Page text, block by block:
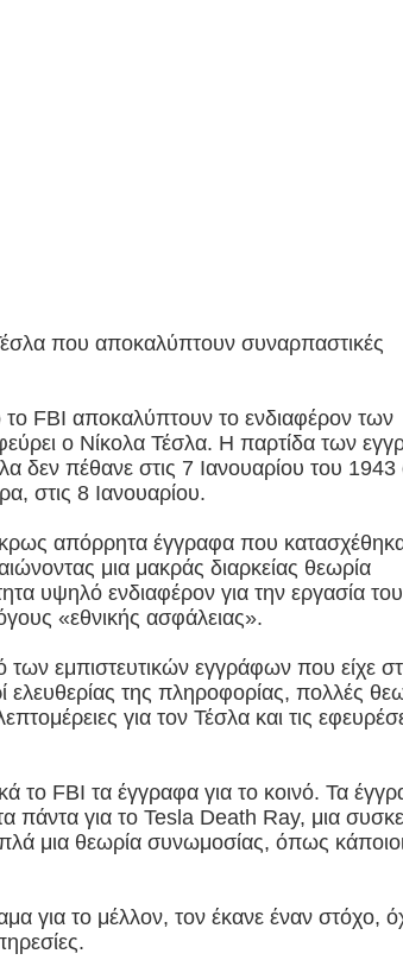
που αποκαλύπτουν συναρπαστικές
FBI αποκαλύπτουν το ενδιαφέρον των
ο Νίκολα Τέσλα. Η παρτίδα των
δεν πέθανε στις 7 Ιανουαρίου του
στις 8 Ιανουαρίου.
απόρρητα έγγραφα που
μια μακράς διαρκείας θεωρία
υψηλό ενδιαφέρον για την εργασία
«εθνικής ασφάλειας».
εμπιστευτικών εγγράφων που είχε
της πληροφορίας, πολλές
για τον Τέσλα και τις
το FBI τα έγγραφα για το κοινό. Τα
πάντα για το Tesla Death Ray, μια
μια θεωρία συνωμοσίας, όπως
για το μέλλον, τον έκανε έναν στόχο,